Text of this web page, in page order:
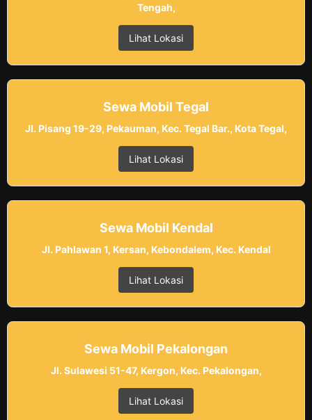
Tengah,
Lihat Lokasi
Sewa Mobil Tegal
Jl. Pisang 19-29, Pekauman, Kec. Tegal Bar., Kota Tegal,
Lihat Lokasi
Sewa Mobil Kendal
Jl. Pahlawan 1, Kersan, Kebondalem, Kec. Kendal
Lihat Lokasi
Sewa Mobil Pekalongan
Jl. Sulawesi 51-47, Kergon, Kec. Pekalongan,
Lihat Lokasi